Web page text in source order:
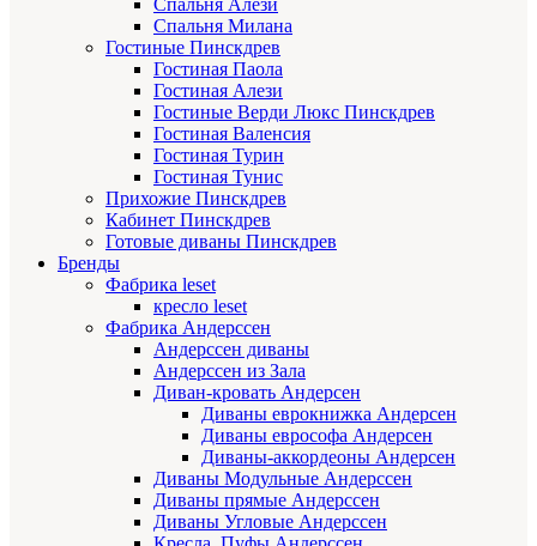
Спальня Милана
Гостиные Пинскдрев
Гостиная Паола
Гостиная Алези
Гостиные Верди Люкс Пинскдрев
Гостиная Валенсия
Гостиная Турин
Гостиная Тунис
Прихожие Пинскдрев
Кабинет Пинскдрев
Готовые диваны Пинскдрев
Бренды
Фабрика leset
кресло leset
Фабрика Андерссен
Андерссен диваны
Андерссен из Зала
Диван-кровать Андерсен
Диваны еврокнижка Андерсен
Диваны еврософа Андерсен
Диваны-аккордеоны Андерсен
Диваны Модульные Андерссен
Диваны прямые Андерссен
Диваны Угловые Андерссен